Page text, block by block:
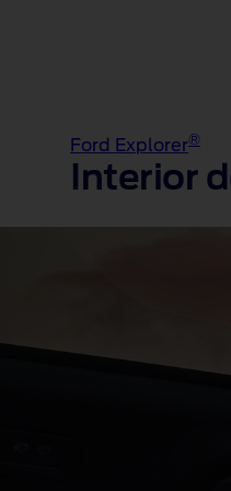
Ford Explorer®
Interior